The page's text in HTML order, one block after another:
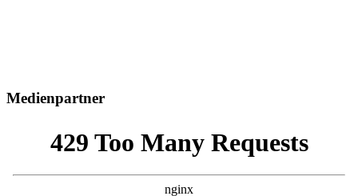
Medienpartner